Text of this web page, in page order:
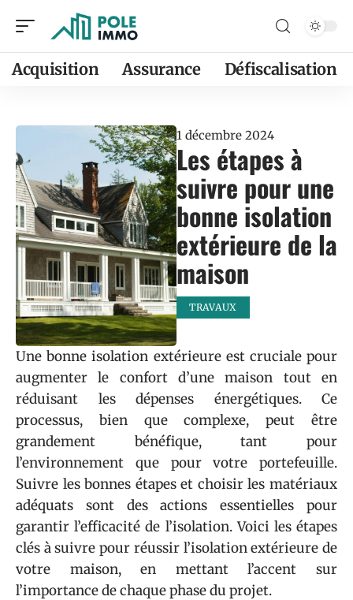
Acquisition Assurance Défiscalisation
1 décembre 2024
Les étapes à
suivre pour une
bonne isolation
extérieure de la
maison
TRAVAUX
Une bonne isolation extérieure est cruciale pour
augmenter le confort d’une maison tout en
réduisant les dépenses énergétiques. Ce
processus, bien que complexe, peut être
grandement bénéfique, tant pour
l’environnement que pour votre portefeuille.
Suivre les bonnes étapes et choisir les matériaux
adéquats sont des actions essentielles pour
garantir l’efficacité de l’isolation. Voici les étapes
clés à suivre pour réussir l’isolation extérieure de
votre maison, en mettant l’accent sur
l’importance de chaque phase du projet.